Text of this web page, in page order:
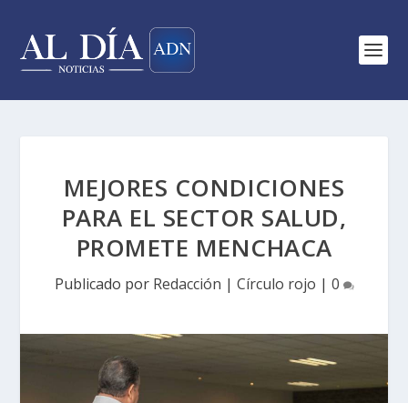
MEJORES CONDICIONES
PARA EL SECTOR SALUD,
PROMETE MENCHACA
Publicado por Redacción | Círculo rojo | 0